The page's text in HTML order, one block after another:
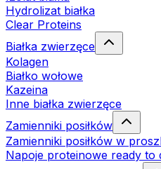
Hydrolizat białka
Clear Proteins
Białka zwierzęce
Kolagen
Białko wołowe
Kazeina
Inne białka zwierzęce
Zamienniki posiłków
Zamienniki posiłków w
Napoje proteinowe ready to